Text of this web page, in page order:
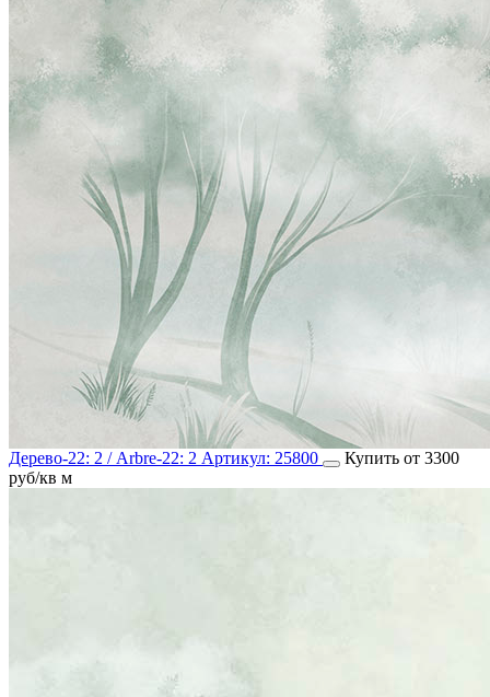
Дерево-22: 2 / Arbre-22: 2 Артикул: 25800
Купить от 3300
руб/кв м